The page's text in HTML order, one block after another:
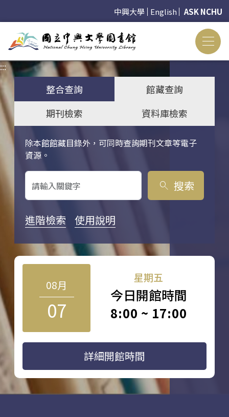
中興大學 English ASK NCHU
:::
整合查詢
館藏查詢
期刊檢索
資料庫檢索
除本館館藏目錄外，可同時查詢期刊文章等電子
資源。
關鍵字搜尋
search 搜索
進階檢索 使用說明
08月
07
星期五
今日開館時間
8:00 ~ 17:00
詳細開館時間